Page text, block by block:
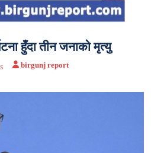
हुँदा तीन जनाको मृत्यु
birgunj report